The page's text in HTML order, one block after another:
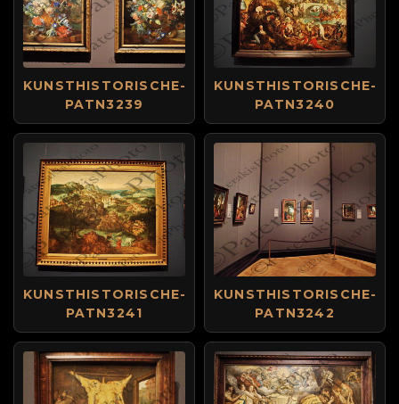
KUNSTHISTORISCHE-
PATN3239
KUNSTHISTORISCHE-
PATN3240
KUNSTHISTORISCHE-
PATN3241
KUNSTHISTORISCHE-
PATN3242